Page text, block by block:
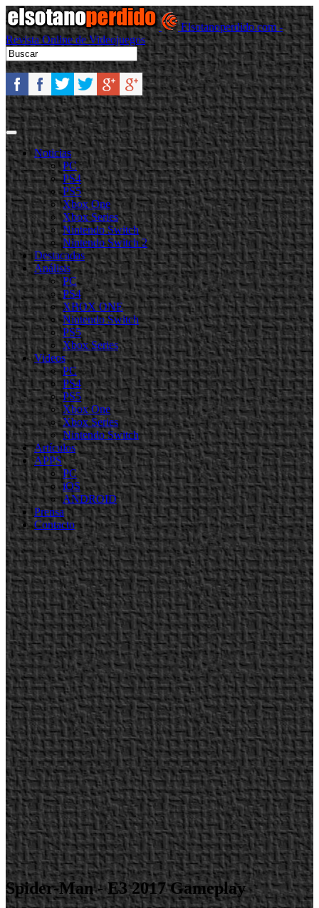
Elsotanoperdido.com -
Revista Online de Videojuegos
Noticias
PC
PS4
PS5
Xbox One
Xbox Series
Nintendo Switch
Nintendo Switch 2
Destacadas
Análisis
PC
PS4
XBOX ONE
Nintendo Switch
PS5
Xbox Series
Videos
PC
PS4
PS5
Xbox One
Xbox Series
Nintendo Switch
Artículos
APPS
PC
iOS
ANDROID
Prensa
Contacto
Spider-Man - E3 2017 Gameplay